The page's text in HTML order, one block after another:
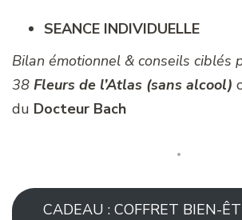
SEANCE INDIVIDUELLE
Bilan émotionnel & conseils ciblés
38 Fleurs de l’Atlas (sans alcool)
du Docteur Bach
CADEAU : COFFRET BIEN-